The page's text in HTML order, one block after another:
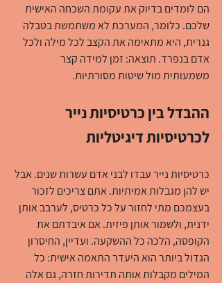
הם לומדים בדיוק את עקומת השכחה האישית
שלכם. כלומר, המערכת לא משתמשת בטבלה
גנרית, היא מתאימה את הקצב לכל מילה ולכל
אדם בנפרד. תוצאה: זמן למידה קצר
משמעותית מול שיטות מסורתיות.
ההבדל בין כרטיסיות נייר
לכרטיסיות דיגיטליות
כרטיסיות נייר עבדו לבני אדם עשרות שנים. אבל
יש להן מגבלות אמיתיות. אתם צריכים לזכור
בעצמכם מתי לחזור על כל כרטיס, לערבב אותן
ידנית, ולשמור אותן פיזית. אם איבדתם את
הקופסה, הלכה כל ההשקעה. ועדיין, החיסרון
הגדול ביותר הוא היעדר התאמה אישית: כל
המילים מקבלות אותה תדירות חזרה, גם אלה